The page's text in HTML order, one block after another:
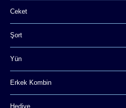
Ceket
Şort
Yün
Erkek Kombin
Hediye